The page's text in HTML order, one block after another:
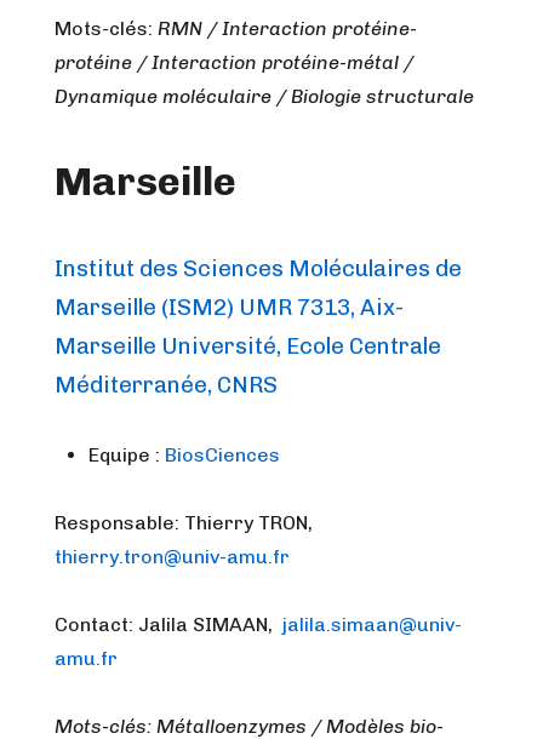
Mots-clés: RMN / Interaction protéine-
protéine / Interaction protéine-métal /
Dynamique moléculaire / Biologie structurale
Marseille
Institut des Sciences Moléculaires de
Marseille (ISM2) UMR 7313, Aix-
Marseille Université, Ecole Centrale
Méditerranée, CNRS
Equipe : BiosCiences
Responsable: Thierry TRON,
thierry.tron@univ-amu.fr
Contact: Jalila SIMAAN, jalila.simaan@univ-
amu.fr
Mots-clés: Métalloenzymes / Modèles bio-